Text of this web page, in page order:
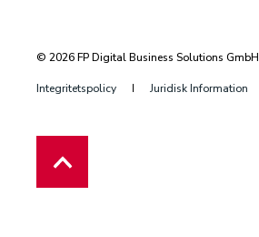
© 2026 FP Digital Business Solutions GmbH
Integritetspolicy Juridisk Information